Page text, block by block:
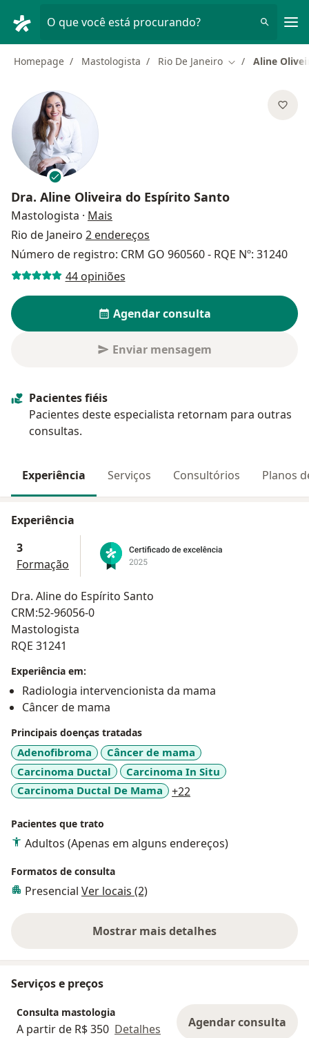
O que você está procurando?
Homepage Mastologista Rio De Janeiro Mudar de cidade
Aline
Dra. Aline Oliveira do Espírito Santo
Mastologista · Mais
Rio de Janeiro 2 endereços
Número de registro: CRM GO 960560 - RQE Nº: 31240
44 opiniões
Agendar consulta
Enviar mensagem
Pacientes fiéis
Pacientes deste especialista retornam para outras
consultas.
Experiência Serviços Consultórios Planos
Experiência
3
Formação
Dra. Aline do Espírito Santo
CRM:52-96056-0
Mastologista
RQE 31241
Experiência em:
Radiologia intervencionista da mama
Câncer de mama
Principais doenças tratadas
Adenofibroma
Câncer de mama
Carcinoma Ductal
Carcinoma In Situ
Carcinoma Ductal De Mama
+22
Pacientes que trato
Adultos (Apenas em alguns endereços)
Formatos de consulta
Presencial Ver locais (2)
Mostrar mais detalhes
sobre a experiência
Serviços e preços
Consulta mastologia
A partir de R$ 350 Detalhes Agendar consulta